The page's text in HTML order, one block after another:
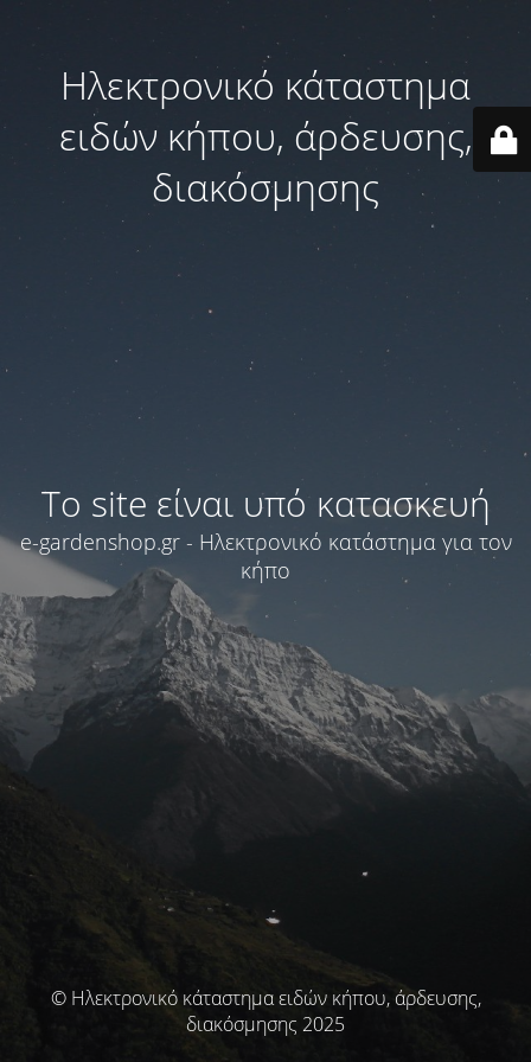
Ηλεκτρονικό κάταστημα
ειδών κήπου, άρδευσης,
διακόσμησης
Το site είναι υπό κατασκευή
e-gardenshop.gr - Ηλεκτρονικό κατάστημα για τον
κήπο
© Ηλεκτρονικό κάταστημα ειδών κήπου, άρδευσης,
διακόσμησης 2025